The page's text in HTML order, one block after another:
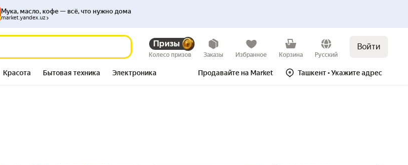
Призы
Колесо призов Заказы Избранное Корзина Русский
Войти
Красота Бытовая техника Электроника Продавайте на Market Ташкент• Укажите адрес
Мука, масло, кофе — всё, что нужно дома
market.yandex.uz